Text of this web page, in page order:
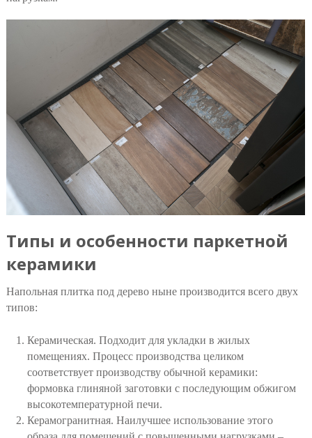
Типы и особенности паркетной
керамики
Напольная плитка под дерево ныне производится всего двух
типов:
Керамическая. Подходит для укладки в жилых
помещениях. Процесс производства целиком
соответствует производству обычной керамики:
формовка глиняной заготовки с последующим обжигом
высокотемпературной печи.
Керамогранитная. Наилучшее использование этого